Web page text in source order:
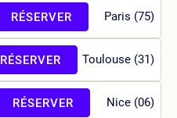
Paris (75)
RÉSERVER
Toulouse (31)
RÉSERVER
Nice (06)
RÉSERVER